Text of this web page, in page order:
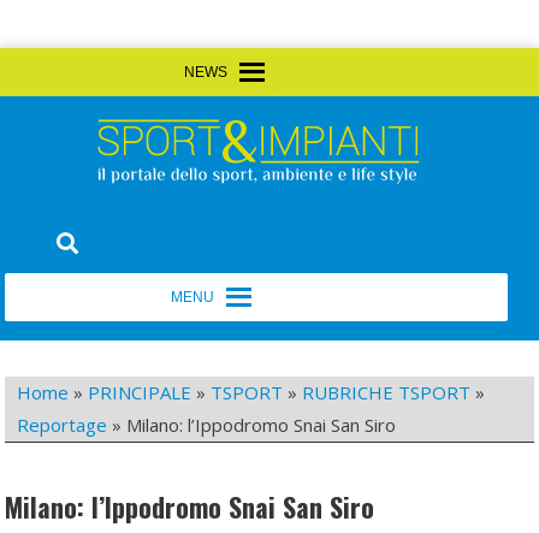
to
Sport&Impianti
Home » PRINCIPALE » TSPORT » RUBRICHE TSPORT »
Reportage » Milano: l’Ippodromo Snai San Siro
Milano: l’Ippodromo Snai San Siro